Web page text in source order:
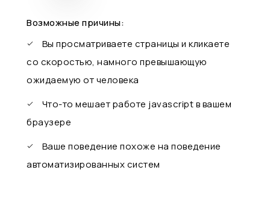
Возможные причины:
Вы просматриваете страницы и кликаете
со скоростью, намного превышающую
ожидаемую от человека
Что-то мешает работе javascript в вашем
браузере
Ваше поведение похоже на поведение
автоматизированных систем